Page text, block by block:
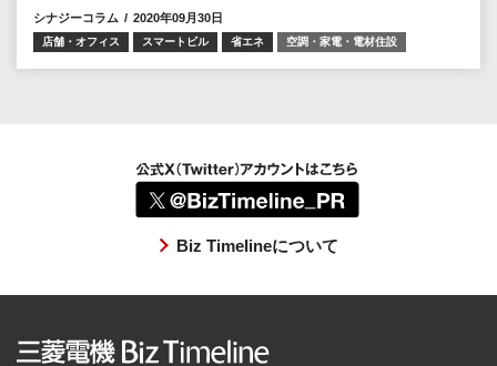
シナジーコラム 2020年09月30日
店舗・オフィス スマートビル 省エネ 空調・家電・電材住設
Biz Timelineについて